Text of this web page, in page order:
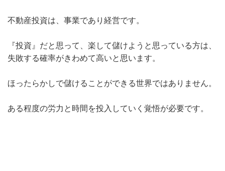
不動産投資は、事業であり経営です。
『投資』だと思って、楽して儲けようと思っている方は、
失敗する確率がきわめて高いと思います。
ほったらかしで儲けることができる世界ではありません。
ある程度の労力と時間を投入していく覚悟が必要です。